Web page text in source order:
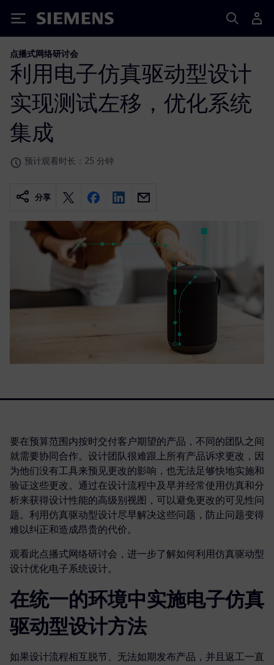
Siemens
点播式网络研讨会
利用电子仿真驱动型设计
实现测试左移，优化系统
集成
预计观看时长：25 分钟
分享
要在预算范围内按时交付客户期望的产品，不同的团队之间
就需要协同合作。设计团队很难跟上所有产品诉求更改，因
为他们没有工具来预见更改的影响，也无法足够快地实施和
验证这些更改。通过在设计流程中及早并经常使用仿真和分
析来获得设计性能的高级别视图，可以避免更改的可见性问
题。利用仿真驱动型设计尽早解决这些问题，防止问题变得
难以纠正和造成昂贵的代价。
观看此点播式网络研讨会，进一步了解如何利用仿真驱动型
设计优化电子系统设计。
在统一的环境中实施电子仿真
驱动型设计方法
如果设计流程相互脱节、无法如期发布产品，并且返工一直